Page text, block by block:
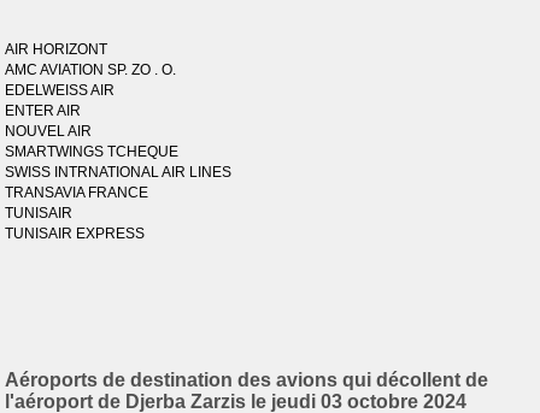
AIR HORIZONT
AMC AVIATION SP. ZO . O.
EDELWEISS AIR
ENTER AIR
NOUVEL AIR
SMARTWINGS TCHEQUE
SWISS INTRNATIONAL AIR LINES
TRANSAVIA FRANCE
TUNISAIR
TUNISAIR EXPRESS
Aéroports de destination des avions qui décollent de
l'aéroport de Djerba Zarzis le jeudi 03 octobre 2024